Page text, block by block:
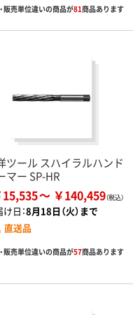
販売単位違いの商品が81商品あります
ツール スハイラルハンド
マー SP-HR
15,535 ￥140,459
日：8月18日（火）まで
直送品
販売単位違いの商品が57商品あります